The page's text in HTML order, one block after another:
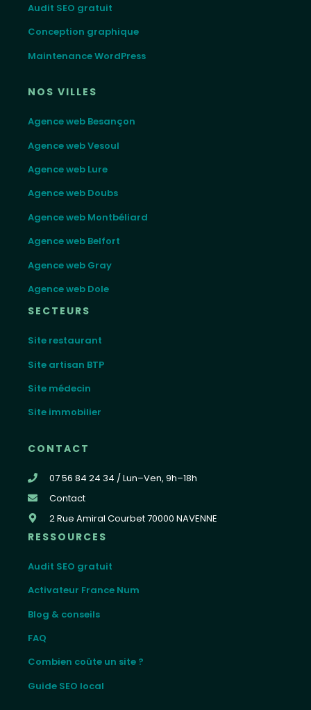
Audit SEO gratuit
Conception graphique
Maintenance WordPress
NOS VILLES
Agence web Besançon
Agence web Vesoul
Agence web Lure
Agence web Doubs
Agence web Montbéliard
Agence web Belfort
Agence web Gray
Agence web Dole
SECTEURS
Site restaurant
Site artisan BTP
Site médecin
Site immobilier
CONTACT
07 56 84 24 34 / Lun–Ven, 9h–18h
Contact
2 Rue Amiral Courbet 70000 NAVENNE
RESSOURCES
Audit SEO gratuit
Activateur France Num
Blog & conseils
FAQ
Combien coûte un site ?
Guide SEO local